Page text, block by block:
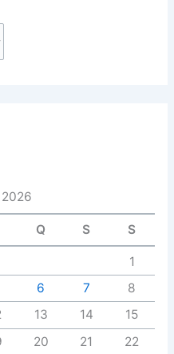
Q S S
1
6 7
8
13 14
15
20 21
22